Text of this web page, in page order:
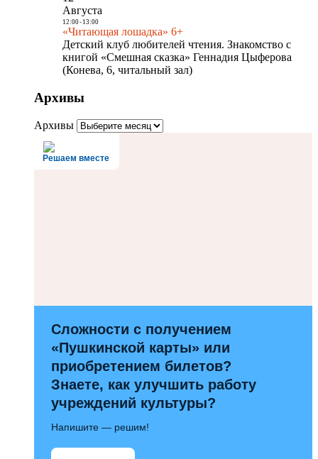
Августа
12:00- 13:00
«Читающая лошадка» 6+
Детский клуб любителей чтения. Знакомство с
книгой «Смешная сказка» Геннадия Цыферова
(Конева, 6, читальный зал)
Архивы
Архивы
Решаем вместе
Сложности с получением
«Пушкинской карты» или
приобретением билетов?
Знаете, как улучшить работу
учреждений культуры?
Напишите — решим!